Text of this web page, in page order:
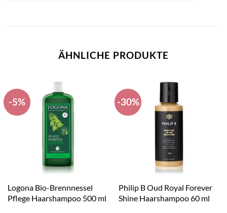
ÄHNLICHE PRODUKTE
-5%
Logona Bio-Brennnessel
Pflege Haarshampoo 500 ml
-30%
Philip B Oud Royal Forever
Shine Haarshampoo 60 ml